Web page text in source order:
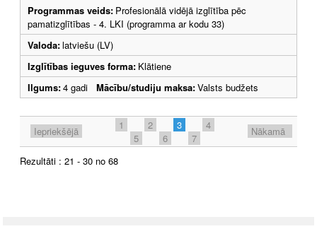
Programmas veids: Profesionālā vidējā izglītība pēc
pamatizglītības - 4. LKI (programma ar kodu 33)
Valoda:latviešu (LV)
Izglītības ieguves forma: Klātiene
Ilgums:4 gadi Mācību/studiju maksa:Valsts budžets
Iepriekšējā 1 2 3
4
5
6 7
Nākamā
Rezultāti : 21 - 30 no 68